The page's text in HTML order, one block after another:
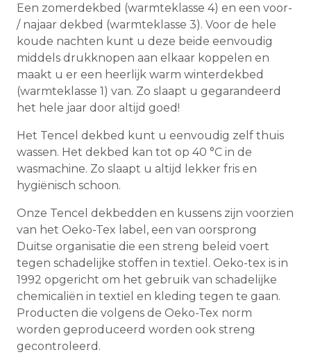
Een zomerdekbed (warmteklasse 4) en een voor-
/ najaar dekbed (warmteklasse 3). Voor de hele
koude nachten kunt u deze beide eenvoudig
middels drukknopen aan elkaar koppelen en
maakt u er een heerlijk warm winterdekbed
(warmteklasse 1) van. Zo slaapt u gegarandeerd
het hele jaar door altijd goed!
Het Tencel dekbed kunt u eenvoudig zelf thuis
wassen. Het dekbed kan tot op 40 °C in de
wasmachine. Zo slaapt u altijd lekker fris en
hygiënisch schoon.
Onze Tencel dekbedden en kussens zijn voorzien
van het Oeko-Tex label, een van oorsprong
Duitse organisatie die een streng beleid voert
tegen schadelijke stoffen in textiel. Oeko-tex is in
1992 opgericht om het gebruik van schadelijke
chemicaliën in textiel en kleding tegen te gaan.
Producten die volgens de Oeko-Tex norm
worden geproduceerd worden ook streng
gecontroleerd.